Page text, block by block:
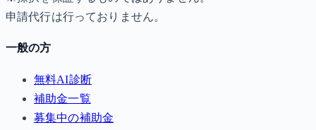
申請代行は行っておりません。
一般の方
無料AI診断
補助金一覧
募集中の補助金